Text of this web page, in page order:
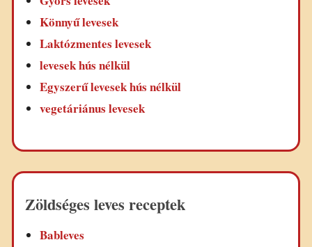
Könnyű levesek
Laktózmentes levesek
levesek hús nélkül
Egyszerű levesek hús nélkül
vegetáriánus levesek
Zöldséges leves receptek
Bableves